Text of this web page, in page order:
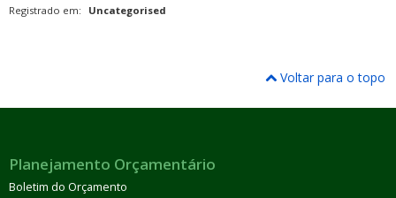
Registrado em: Uncategorised
Voltar para o topo
Planejamento Orçamentário
Boletim do Orçamento